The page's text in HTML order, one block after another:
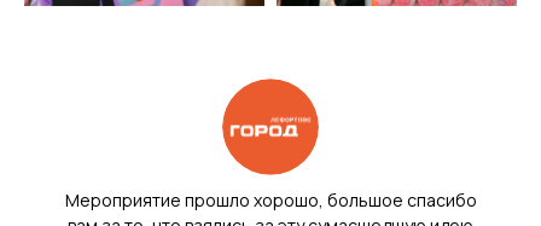
Мероприятие прошло хорошо, большое спасибо